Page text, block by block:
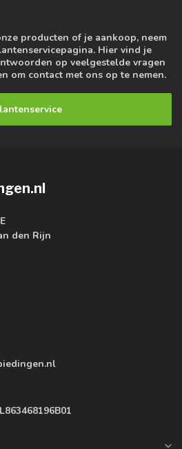
producten of je aankoop, neem
Hier vind je
op veelgestelde vragen
om contact met ons op te nemen.
den Rijn